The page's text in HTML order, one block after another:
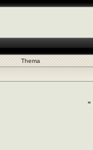
Thema
«